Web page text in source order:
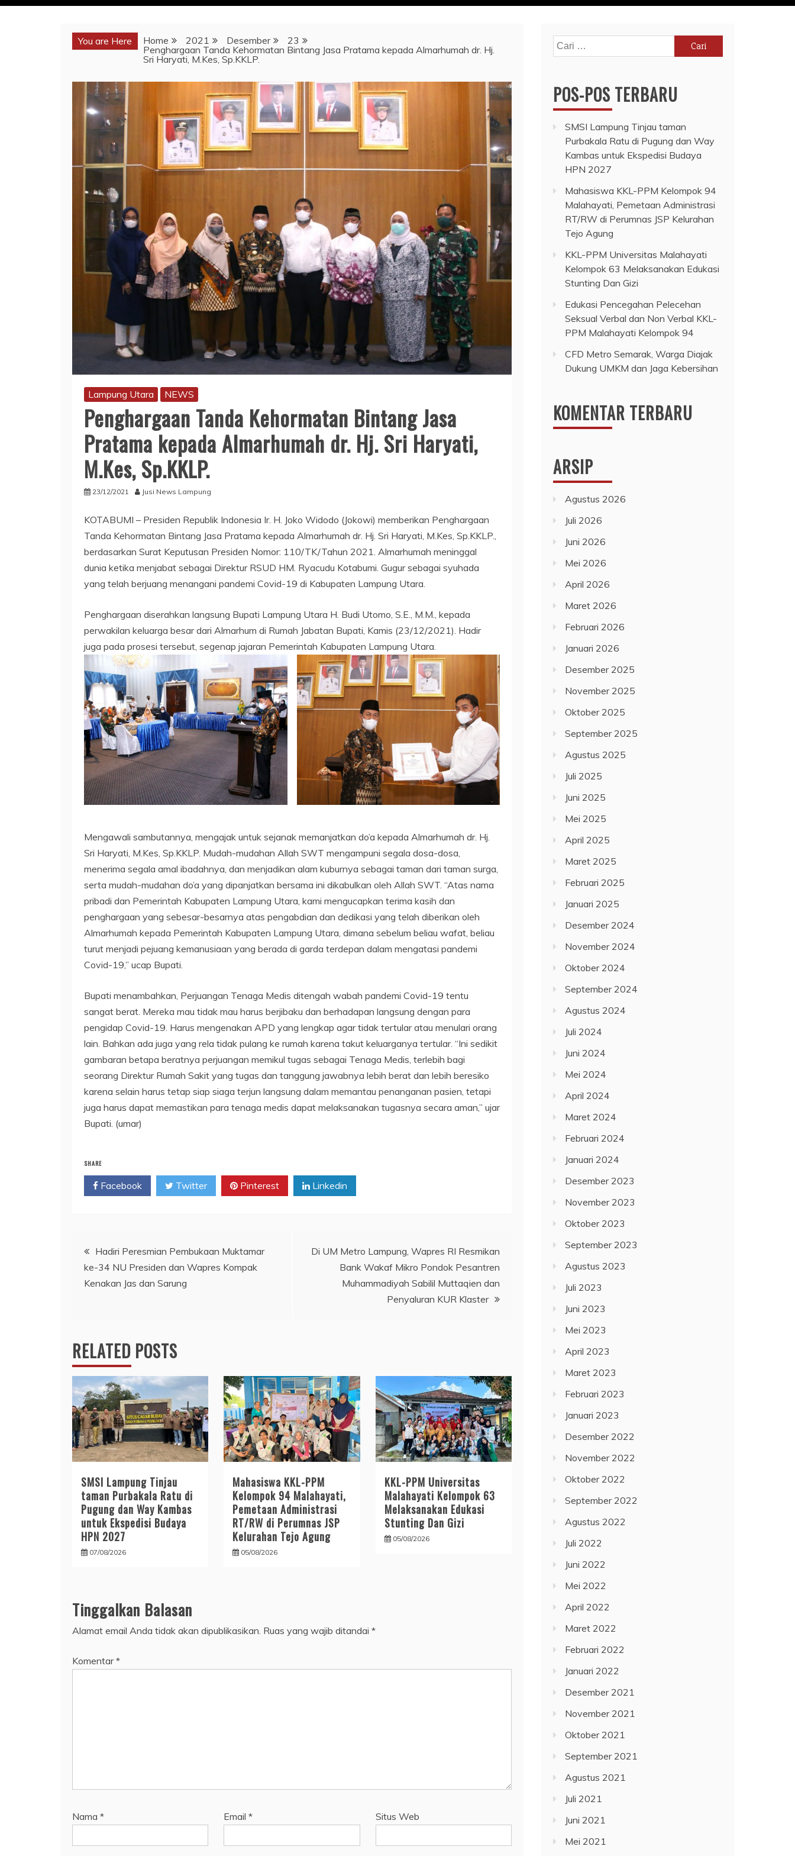
You are Here Home 2021 Desember
23
Penghargaan Tanda Kehormatan Bintang Jasa Pratama kepada Almarhumah dr. Hj.
Sri Haryati, M.Kes, Sp.KKLP.
Lampung Utara NEWS
Penghargaan Tanda Kehormatan Bintang Jasa
Pratama kepada Almarhumah dr. Hj. Sri Haryati,
M.Kes, Sp.KKLP.
23/12/2021 Jusi News Lampung
KOTABUMI – Presiden Republik Indonesia Ir. H. Joko Widodo (Jokowi) memberikan Penghargaan
Tanda Kehormatan Bintang Jasa Pratama kepada Almarhumah dr. Hj. Sri Haryati, M.Kes, Sp.KKLP.,
berdasarkan Surat Keputusan Presiden Nomor: 110/TK/Tahun 2021. Almarhumah meninggal
dunia ketika menjabat sebagai Direktur RSUD HM. Ryacudu Kotabumi. Gugur sebagai syuhada
yang telah berjuang menangani pandemi Covid-19 di Kabupaten Lampung Utara.
Penghargaan diserahkan langsung Bupati Lampung Utara H. Budi Utomo, S.E., M.M., kepada
perwakilan keluarga besar dari Almarhum di Rumah Jabatan Bupati, Kamis (23/12/2021). Hadir
juga pada prosesi tersebut, segenap jajaran Pemerintah Kabupaten Lampung Utara.
Mengawali sambutannya, mengajak untuk sejanak memanjatkan do’a kepada Almarhumah dr. Hj.
Sri Haryati, M.Kes, Sp.KKLP. Mudah-mudahan Allah SWT mengampuni segala dosa-dosa,
menerima segala amal ibadahnya, dan menjadikan alam kuburnya sebagai taman dari taman surga,
serta mudah-mudahan do’a yang dipanjatkan bersama ini dikabulkan oleh Allah SWT. “Atas nama
pribadi dan Pemerintah Kabupaten Lampung Utara, kami mengucapkan terima kasih dan
penghargaan yang sebesar-besarnya atas pengabdian dan dedikasi yang telah diberikan oleh
Almarhumah kepada Pemerintah Kabupaten Lampung Utara, dimana sebelum beliau wafat, beliau
turut menjadi pejuang kemanusiaan yang berada di garda terdepan dalam mengatasi pandemi
Covid-19,” ucap Bupati.
Bupati menambahkan, Perjuangan Tenaga Medis ditengah wabah pandemi Covid-19 tentu
sangat berat. Mereka mau tidak mau harus berjibaku dan berhadapan langsung dengan para
pengidap Covid-19. Harus mengenakan APD yang lengkap agar tidak tertular atau menulari orang
lain. Bahkan ada juga yang rela tidak pulang ke rumah karena takut keluarganya tertular. “Ini sedikit
gambaran betapa beratnya perjuangan memikul tugas sebagai Tenaga Medis, terlebih bagi
seorang Direktur Rumah Sakit yang tugas dan tanggung jawabnya lebih berat dan lebih beresiko
karena selain harus tetap siap siaga terjun langsung dalam memantau penanganan pasien, tetapi
juga harus dapat memastikan para tenaga medis dapat melaksanakan tugasnya secara aman,” ujar
Bupati. (umar)
SHARE
Facebook Twitter Pinterest Linkedin
Navigasi
pos
Hadiri Peresmian Pembukaan Muktamar
ke-34 NU Presiden dan Wapres Kompak
Kenakan Jas dan Sarung
Di UM Metro Lampung, Wapres RI Resmikan
Bank Wakaf Mikro Pondok Pesantren
Muhammadiyah Sabilil Muttaqien dan
Penyaluran KUR Klaster
RELATED POSTS
SMSI Lampung Tinjau
taman Purbakala Ratu di
Pugung dan Way Kambas
untuk Ekspedisi Budaya
HPN 2027
07/08/2026
Mahasiswa KKL-PPM
Kelompok 94 Malahayati,
Pemetaan Administrasi
RT/RW di Perumnas JSP
Kelurahan Tejo Agung
05/08/2026
KKL-PPM Universitas
Malahayati Kelompok 63
Melaksanakan Edukasi
Stunting Dan Gizi
05/08/2026
Tinggalkan Balasan
Alamat email Anda tidak akan dipublikasikan. Ruas yang wajib ditandai *
Komentar*
Nama * Email* Situs Web
Cari
untuk:
POS-POS TERBARU
SMSI Lampung Tinjau taman
Purbakala Ratu di Pugung dan Way
Kambas untuk Ekspedisi Budaya
HPN 2027
Mahasiswa KKL-PPM Kelompok 94
Malahayati, Pemetaan Administrasi
RT/RW di Perumnas JSP Kelurahan
Tejo Agung
KKL-PPM Universitas Malahayati
Kelompok 63 Melaksanakan Edukasi
Stunting Dan Gizi
Edukasi Pencegahan Pelecehan
Seksual Verbal dan Non Verbal KKL-
PPM Malahayati Kelompok 94
CFD Metro Semarak, Warga Diajak
Dukung UMKM dan Jaga Kebersihan
KOMENTAR TERBARU
ARSIP
Agustus 2026
Juli 2026
Juni 2026
Mei 2026
April 2026
Maret 2026
Februari 2026
Januari 2026
Desember 2025
November 2025
Oktober 2025
September 2025
Agustus 2025
Juli 2025
Juni 2025
Mei 2025
April 2025
Maret 2025
Februari 2025
Januari 2025
Desember 2024
November 2024
Oktober 2024
September 2024
Agustus 2024
Juli 2024
Juni 2024
Mei 2024
April 2024
Maret 2024
Februari 2024
Januari 2024
Desember 2023
November 2023
Oktober 2023
September 2023
Agustus 2023
Juli 2023
Juni 2023
Mei 2023
April 2023
Maret 2023
Februari 2023
Januari 2023
Desember 2022
November 2022
Oktober 2022
September 2022
Agustus 2022
Juli 2022
Juni 2022
Mei 2022
April 2022
Maret 2022
Februari 2022
Januari 2022
Desember 2021
November 2021
Oktober 2021
September 2021
Agustus 2021
Juli 2021
Juni 2021
Mei 2021